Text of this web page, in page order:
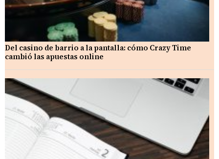
Del casino de barrio a la pantalla: cómo Crazy Time
cambió las apuestas online